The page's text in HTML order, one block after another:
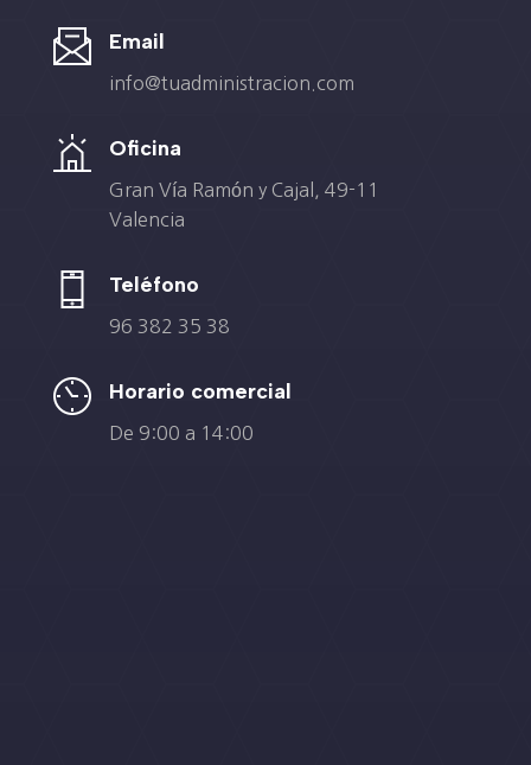
Email
info@tuadministracion.com
Oficina
Gran Vía Ramón y Cajal, 49-11
Valencia
Teléfono
96 382 35 38
Horario comercial
De 9:00 a 14:00